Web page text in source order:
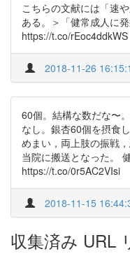
こちらの文献には「速
ある。＞「健常成人に
https://t.co/rEoc4ddkWS
2018-11-26
60個。結構な数だな〜
なし。銀杏60個を摂食
めまい，両上肢の振戦
当院に搬送となった。
https://t.co/0r5AC2VIsi
2018-11-15
収集済み URL